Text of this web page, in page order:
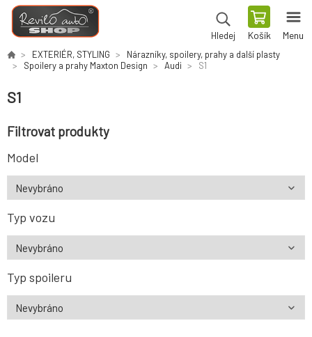
Hledej Košík Menu
EXTERIÉR, STYLING
Nárazníky, spoilery, prahy a další plasty
Spoilery a prahy Maxton Design
Audi S1
S1
Filtrovat produkty
Model
Typ vozu
Typ spoileru